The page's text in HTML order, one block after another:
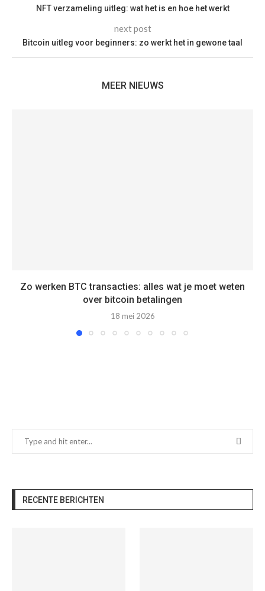
NFT verzameling uitleg: wat het is en hoe het werkt
next post
Bitcoin uitleg voor beginners: zo werkt het in gewone taal
MEER NIEUWS
Zo werken BTC transacties: alles wat je moet weten
over bitcoin betalingen
18 mei 2026
RECENTE BERICHTEN